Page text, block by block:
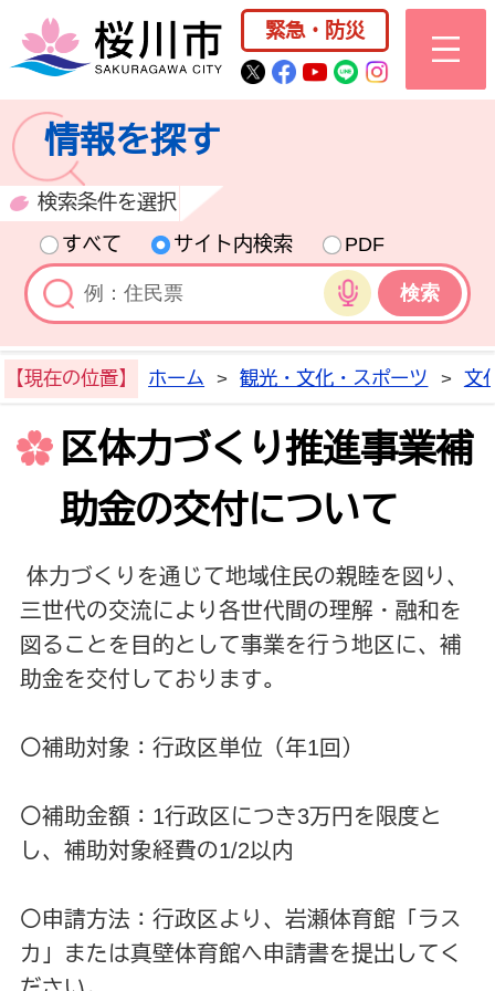
桜川市公式ホー
緊急・防災
桜川市公式Twitter
桜川市公式
桜川市公式
桜川市公式
情報を探す
検索条件を選択
すべて
サイト内検索
PDF
音声検索
【現在の位置】 ホーム > 観光・文化・スポーツ > 文
区体力づくり推進事業補
助金の交付について
体力づくりを通じて地域住民の親睦を図り、
三世代の交流により各世代間の理解・融和を
図ることを目的として事業を行う地区に、補
助金を交付しております。
〇補助対象：行政区単位（年1回）
〇補助金額：1行政区につき3万円を限度と
し、補助対象経費の1/2以内
〇申請方法：行政区より、岩瀬体育館「ラス
カ」または真壁体育館へ申請書を提出してく